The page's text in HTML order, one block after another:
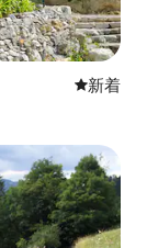
新しい宿
新着